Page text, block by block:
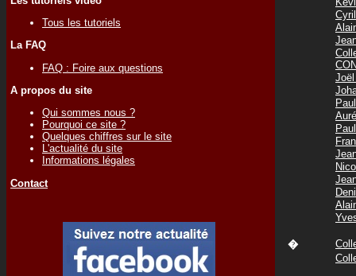
Tous les tutoriels
La FAQ
FAQ : Foire aux questions
A propos du site
Qui sommes nous ?
Pourquoi ce site ?
Quelques chiffres sur le site
L'actualité du site
Informations légales
Contact
�